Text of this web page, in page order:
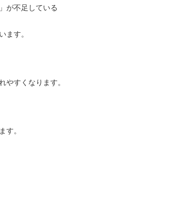
が不足している
ます。
やすくなります。
す。